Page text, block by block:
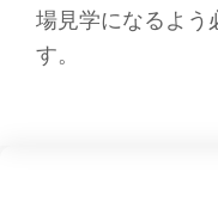
場見学になるよう
す。